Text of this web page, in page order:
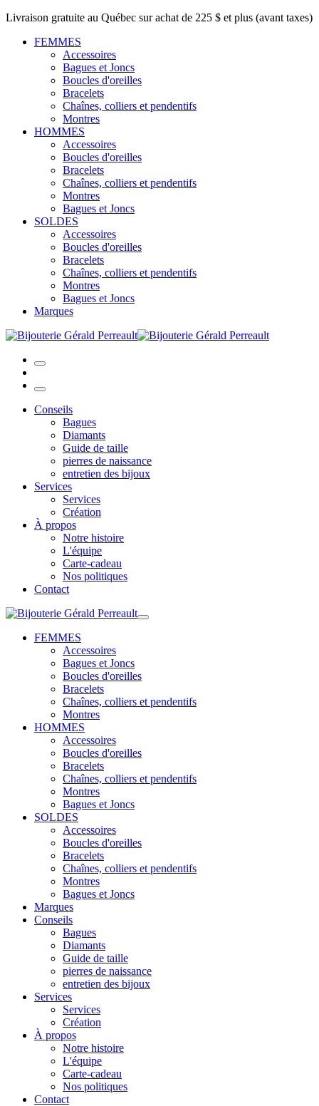
Livraison gratuite au Québec sur achat de 225 $ et plus (avant taxes)
FEMMES
Accessoires
Bagues et Joncs
Boucles d'oreilles
Bracelets
Chaînes, colliers et pendentifs
Montres
HOMMES
Accessoires
Boucles d'oreilles
Bracelets
Chaînes, colliers et pendentifs
Montres
Bagues et Joncs
SOLDES
Accessoires
Boucles d'oreilles
Bracelets
Chaînes, colliers et pendentifs
Montres
Bagues et Joncs
Marques
Conseils
Bagues
Diamants
Guide de taille
pierres de naissance
entretien des bijoux
Services
Services
Création
À propos
Notre histoire
L'équipe
Carte-cadeau
Nos politiques
Contact
FEMMES
Accessoires
Bagues et Joncs
Boucles d'oreilles
Bracelets
Chaînes, colliers et pendentifs
Montres
HOMMES
Accessoires
Boucles d'oreilles
Bracelets
Chaînes, colliers et pendentifs
Montres
Bagues et Joncs
SOLDES
Accessoires
Boucles d'oreilles
Bracelets
Chaînes, colliers et pendentifs
Montres
Bagues et Joncs
Marques
Conseils
Bagues
Diamants
Guide de taille
pierres de naissance
entretien des bijoux
Services
Services
Création
À propos
Notre histoire
L'équipe
Carte-cadeau
Nos politiques
Contact